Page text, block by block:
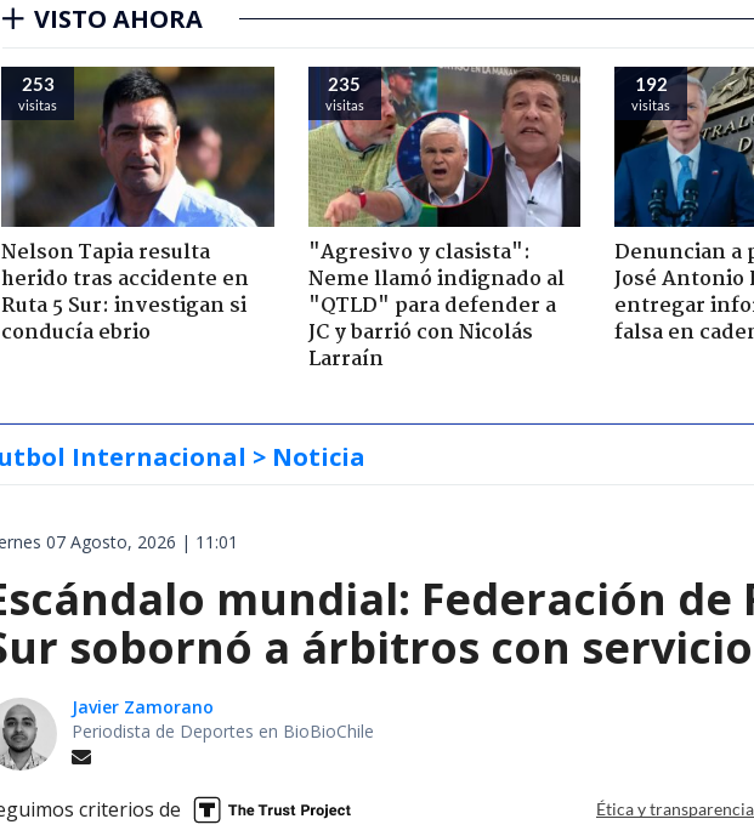
VISTO AHORA
253
visitas
Nelson Tapia resulta
herido tras accidente en
Ruta 5 Sur: investigan si
conducía ebrio
235
visitas
"Agresivo y clasista":
Neme llamó indignado al
"QTLD" para defender a
JC y barrió con Nicolás
Larraín
192
visitas
Denuncian a
José Antonio
entregar
falsa en
Internacional > Noticia
07 Agosto, 2026 | 11:01
mundial: Federación de
sobornó a árbitros con
Javier Zamorano
Periodista de Deportes en BioBioChile
criterios de Ética y